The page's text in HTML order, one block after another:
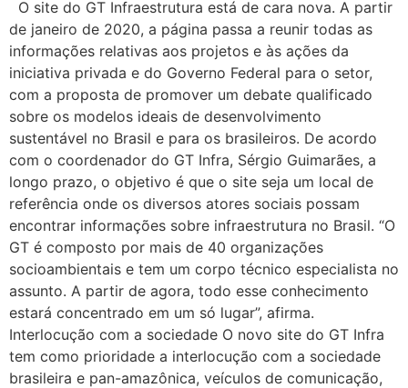
O site do GT Infraestrutura está de cara nova. A partir
de janeiro de 2020, a página passa a reunir todas as
informações relativas aos projetos e às ações da
iniciativa privada e do Governo Federal para o setor,
com a proposta de promover um debate qualificado
sobre os modelos ideais de desenvolvimento
sustentável no Brasil e para os brasileiros. De acordo
com o coordenador do GT Infra, Sérgio Guimarães, a
longo prazo, o objetivo é que o site seja um local de
referência onde os diversos atores sociais possam
encontrar informações sobre infraestrutura no Brasil. “O
GT é composto por mais de 40 organizações
socioambientais e tem um corpo técnico especialista no
assunto. A partir de agora, todo esse conhecimento
estará concentrado em um só lugar”, afirma.
Interlocução com a sociedade O novo site do GT Infra
tem como prioridade a interlocução com a sociedade
brasileira e pan-amazônica, veículos de comunicação,